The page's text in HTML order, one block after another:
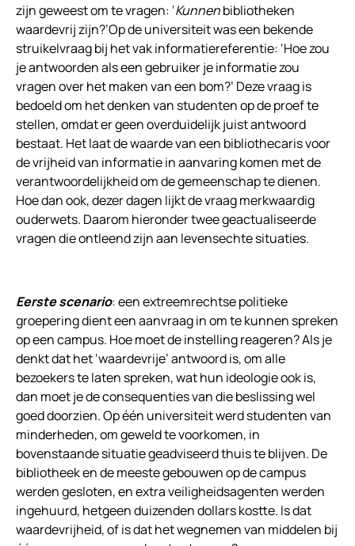
zijn geweest om te vragen: ‘Kunnenbibliotheken
waardevrij zijn?’Op de universiteit was een bekende
struikelvraag bij het vak informatiereferentie: ‘Hoe zou
je antwoorden als een gebruiker je informatie zou
vragen over het maken van een bom?’ Deze vraag is
bedoeld om het denken van studenten op de proef te
stellen, omdat er geen overduidelijk juist antwoord
bestaat. Het laat de waarde van een bibliothecaris voor
de vrijheid van informatie in aanvaring komen met de
verantwoordelijkheid om de gemeenschap te dienen.
Hoe dan ook, dezer dagen lijkt de vraag merkwaardig
ouderwets. Daarom hieronder twee geactualiseerde
vragen die ontleend zijn aan levensechte situaties.
Eerste scenario: een extreemrechtse politieke
groepering dient een aanvraag in om te kunnen spreken
op een campus. Hoe moet de instelling reageren? Als je
denkt dat het ‘waardevrije’ antwoord is, om alle
bezoekers te laten spreken, wat hun ideologie ook is,
dan moet je de consequenties van die beslissing wel
goed doorzien. Op één universiteit werd studenten van
minderheden, om geweld te voorkomen, in
bovenstaande situatie geadviseerd thuis te blijven. De
bibliotheek en de meeste gebouwen op de campus
werden gesloten, en extra veiligheidsagenten werden
ingehuurd, hetgeen duizenden dollars kostte. Is dat
waardevrijheid, of is dat het wegnemen van middelen bij